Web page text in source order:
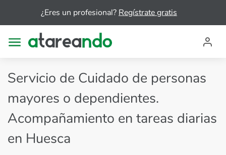
¿Eres un profesional?Regístrate gratis
Servicio de Cuidado de personas
mayores o dependientes.
Acompañamiento en tareas diarias
en Huesca